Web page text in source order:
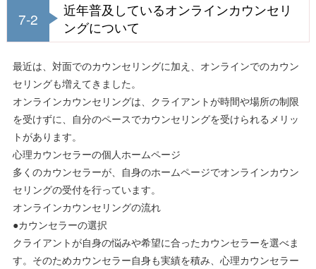
7-2
近年普及しているオンラインカウンセリ
ングについて
最近は、対面でのカウンセリングに加え、オンラインでのカウン
セリングも増えてきました。
オンラインカウンセリングは、クライアントが時間や場所の制限
を受けずに、自分のペースでカウンセリングを受けられるメリッ
トがあります。
心理カウンセラーの個人ホームページ
多くのカウンセラーが、自身のホームページでオンラインカウン
セリングの受付を行っています。
オンラインカウンセリングの流れ
●カウンセラーの選択
クライアントが自身の悩みや希望に合ったカウンセラーを選べま
す。そのためカウンセラー自身も実績を積み、心理カウンセラー